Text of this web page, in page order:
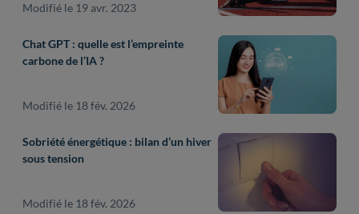
Modifié le 19 avr. 2023
Chat GPT : quelle est l’empreinte
carbone de l’IA ?
Modifié le 18 fév. 2026
Sobriété énergétique : bilan d’un hiver
sous tension
Modifié le 18 fév. 2026